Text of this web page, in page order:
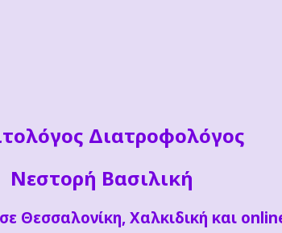
Διατροφολόγος
Νεστορή Βασιλική
Θεσσαλονίκη, Χαλκιδική και